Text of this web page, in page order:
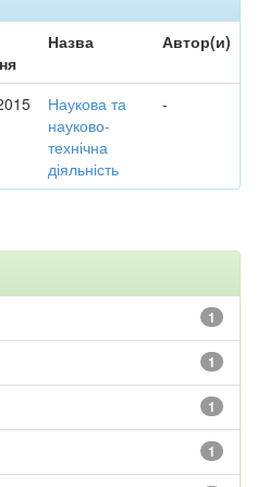
Назва Автор(и)
Наукова та
науково-
технічна
діяльність
-
1
1
1
1